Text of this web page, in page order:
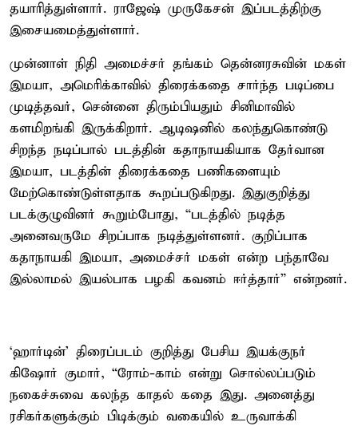
தயாரித்துள்ளார். ராஜேஷ் முருகேசன் இப்படத்திற்கு
இசையமைத்துள்ளார்.
முன்னாள் நிதி அமைச்சர் தங்கம் தென்னரசுவின் மகள்
இமயா, அமெரிக்காவில் திரைக்கதை சார்ந்த படிப்பை
முடித்தவர், சென்னை திரும்பியதும் சினிமாவில்
களமிறங்கி இருக்கிறார். ஆடிஷனில் கலந்துகொண்டு
சிறந்த நடிப்பால் படத்தின் கதாநாயகியாக தேர்வான
இமயா, படத்தின் திரைக்கதை பணிகளையும்
மேற்கொண்டுள்ளதாக கூறப்படுகிறது. இதுகுறித்து
படக்குழுவினர் கூறும்போது, “படத்தில் நடித்த
அனைவருமே சிறப்பாக நடித்துள்ளனர். குறிப்பாக
கதாநாயகி இமயா, அமைச்சர் மகள் என்ற பந்தாவே
இல்லாமல் இயல்பாக பழகி கவனம் ஈர்த்தார்” என்றனர்.
‘ஹார்டின்’ திரைப்படம் குறித்து பேசிய இயக்குநர்
கிஷோர் குமார், “ரோம்-காம் என்று சொல்லப்படும்
நகைச்சுவை கலந்த காதல் கதை இது. அனைத்து
ரசிகர்களுக்கும் பிடிக்கும் வகையில் உருவாக்கி